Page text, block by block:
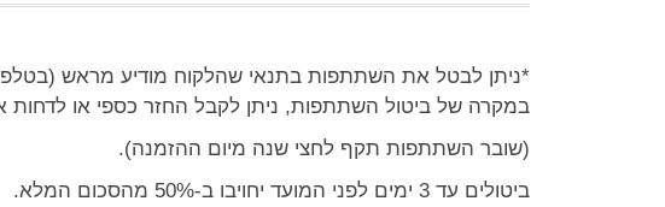
*ניתן לבטל את השתתפות בתנאי שהלקוח מודיע מראש (בטלפון או במייל ) עד 7
במקרה של ביטול השתתפות, ניתן לקבל החזר כספי או
(שובר השתתפות תקף לחצי שנה מיום ההזמנה).
ביטולים עד 3 ימים לפני המועד יחויבו ב-50% מהסכום המלא.